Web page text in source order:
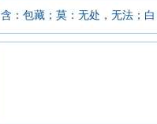
含：包藏；莫：无处，无法；